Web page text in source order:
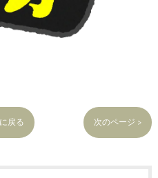
戻る 次のページ >